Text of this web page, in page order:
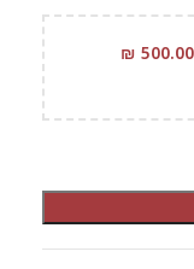
₪500.00